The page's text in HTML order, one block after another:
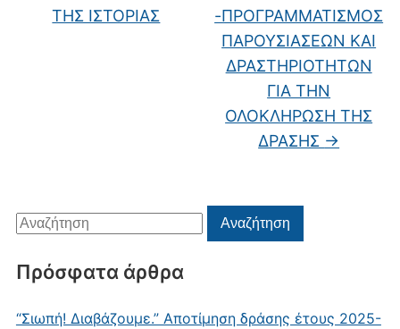
Αναζήτηση
για:
Αναζήτηση
Πρόσφατα άρθρα
“Σιωπή! Διαβάζουμε.” Αποτίμηση δράσης έτους 2025-
ΤΗΣ ΙΣΤΟΡΙΑΣ
-ΠΡΟΓΡΑΜΜΑΤΙΣΜΟΣ
ΠΑΡΟΥΣΙΑΣΕΩΝ ΚΑΙ
ΔΡΑΣΤΗΡΙΟΤΗΤΩΝ
ΓΙΑ ΤΗΝ
ΟΛΟΚΛΗΡΩΣΗ ΤΗΣ
ΔΡΑΣΗΣ →